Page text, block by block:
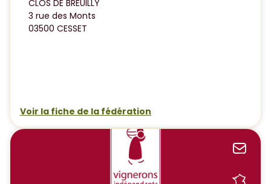
CLOS DE BREUILLY
3 rue des Monts
03500 CESSET
Voir la fiche de la fédération